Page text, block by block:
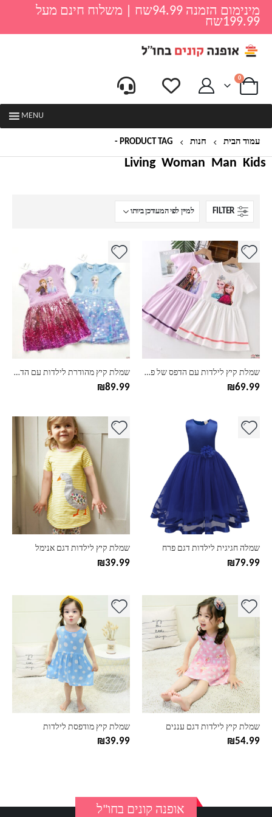
מינימום הזמנה 94.99שח | משלוח חינם מעל
199.99שח
0
MENU
עמוד הבית חנות PRODUCT TAG -
Kids
Man
Woman
Living
FILTER
שמלת קיץ לילדות עם הדפס של פרוזן
₪69.99
למוצר
מספר
לבחור
האפשרויות
בעמוד
המוצר
שמלת קיץ מהודרת לילדות עם הדפס של פרוזן
₪89.99
למוצר
יש
מספר
סוגים.
ניתן
לבחור
את
בעמוד
המוצר
שמלה חגיגית לילדות דגם פרח
₪79.99
למוצר
לבחור
האפשרויות
בעמוד
שמלת קיץ לילדות דגם אנימל
₪39.99
למוצר
בעמוד
שמלת קיץ לילדות דגם עננים
₪54.99
למוצר
זה
מספר
סוגים.
לבחור
את
האפשרויות
בעמוד
שמלת קיץ מודפסת לילדות
₪39.99
למוצר
זה
מספר
סוגים.
ניתן
לבחור
את
האפשרויות
בעמוד
אופנה קונים בחו"ל